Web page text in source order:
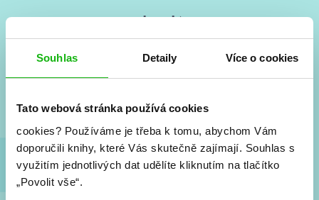
Souhlas Detaily Více o cookies
Tato webová stránka používá cookies
cookies? Používáme je třeba k tomu, abychom Vám
doporučili knihy, které Vás skutečně zajímají. Souhlas s
využitím jednotlivých dat udělíte kliknutím na tlačítko
„Povolit vše“.
Vše kolem #youngadult každý měsíc rovnou do mailu!
a seriálové adaptace a další.